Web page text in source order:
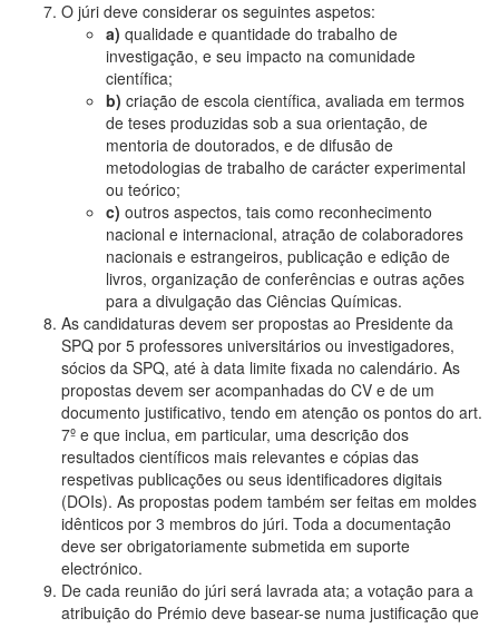
O júri deve considerar os seguintes aspetos:
a) qualidade e quantidade do trabalho de
investigação, e seu impacto na comunidade
científica;
b) criação de escola científica, avaliada em termos
de teses produzidas sob a sua orientação, de
mentoria de doutorados, e de difusão de
metodologias de trabalho de carácter experimental
ou teórico;
c) outros aspectos, tais como reconhecimento
nacional e internacional, atração de colaboradores
nacionais e estrangeiros, publicação e edição de
livros, organização de conferências e outras ações
para a divulgação das Ciências Químicas.
As candidaturas devem ser propostas ao Presidente da
SPQ por 5 professores universitários ou investigadores,
sócios da SPQ, até à data limite fixada no calendário. As
propostas devem ser acompanhadas do CV e de um
documento justificativo, tendo em atenção os pontos do art.
7º e que inclua, em particular, uma descrição dos
resultados científicos mais relevantes e cópias das
respetivas publicações ou seus identificadores digitais
(DOIs). As propostas podem também ser feitas em moldes
idênticos por 3 membros do júri. Toda a documentação
deve ser obrigatoriamente submetida em suporte
electrónico.
De cada reunião do júri será lavrada ata; a votação para a
atribuição do Prémio deve basear-se numa justificação que